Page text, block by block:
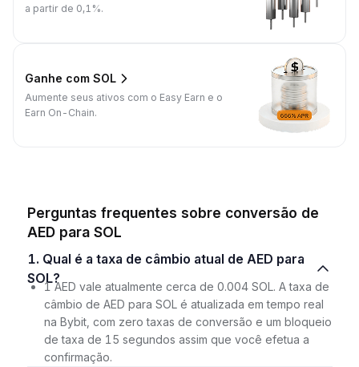
a partir de 0,1%.
Ganhe com SOL
Aumente seus ativos com o Easy Earn e o
Earn On-Chain.
Perguntas frequentes sobre conversão de
AED para SOL
1. Qual é a taxa de câmbio atual de AED para
SOL?
1 AED vale atualmente cerca de 0.004 SOL. A taxa de
câmbio de AED para SOL é atualizada em tempo real
na Bybit, com zero taxas de conversão e um bloqueio
de taxa de 15 segundos assim que você efetua a
confirmação.